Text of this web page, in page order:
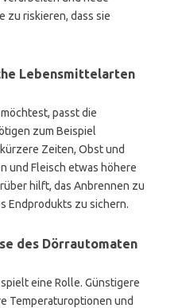
zu riskieren, dass sie
Lebensmittelarten
passt die
zum Beispiel
Zeiten, Obst und
und Fleisch etwas höhere
hilft, das Anbrennen zu
Endprodukts zu sichern.
des Dörrautomaten
eine Rolle. Günstigere
Temperaturoptionen und